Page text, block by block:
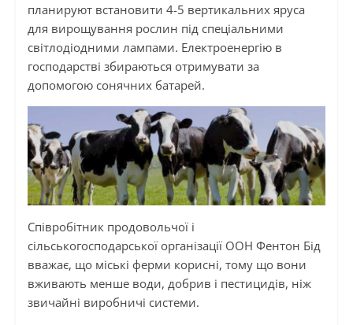
планируют встановити 4-5 вертикальних яруса
для вирощування рослин під спеціальними
світлодіодними лампами. Електроенергію в
господарстві збираються отримувати за
допомогою сонячних батарей.
Співробітник продовольчої і
сільськогосподарської організації ООН Фентон Бід
вважає, що міські ферми корисні, тому що вони
вживають менше води, добрив і пестицидів, ніж
звичайні виробничі системи.